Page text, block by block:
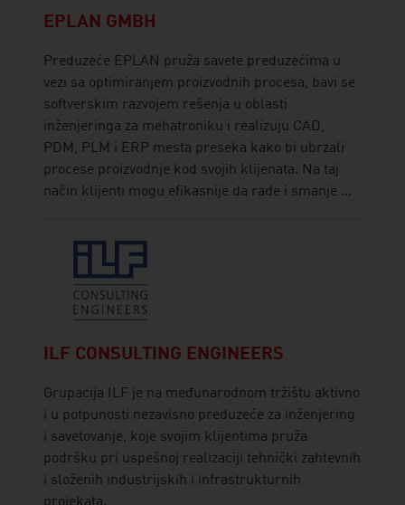
EPLAN GMBH
Preduzeće EPLAN pruža savete preduzećima u
vezi sa optimiranjem proizvodnih procesa, bavi se
softverskim razvojem rešenja u oblasti
inženjeringa za mehatroniku i realizuju CAD,
PDM, PLM i ERP mesta preseka kako bi ubrzali
procese proizvodnje kod svojih klijenata. Na taj
način klijenti mogu efikasnije da rade i smanje ...
ILF CONSULTING ENGINEERS
Grupacija ILF je na međunarodnom tržištu aktivno
i u potpunosti nezavisno preduzeće za inženjering
i savetovanje, koje svojim klijentima pruža
podršku pri uspešnoj realizaciji tehnički zahtevnih
i složenih industrijskih i infrastrukturnih